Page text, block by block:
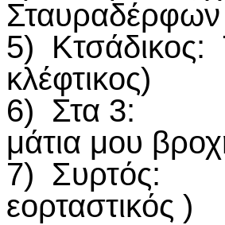
5) Κτσάδικος:
κλέφτικος)
6) Στα 3:
μάτια μου
7) Συρτός:
εορταστικός )